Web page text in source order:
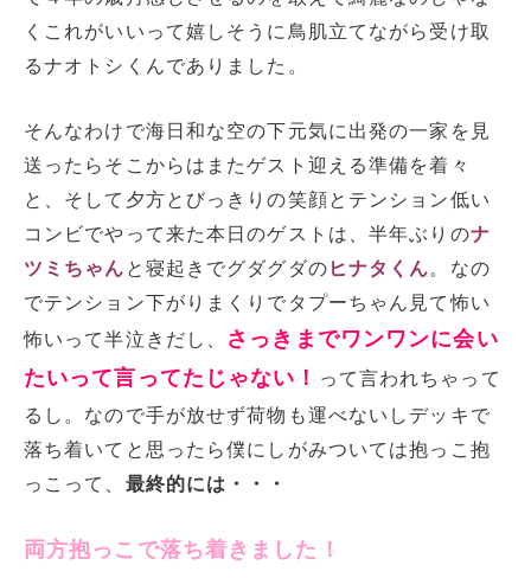
くこれがいいって嬉しそうに鳥肌立てながら受け取
るナオトシくんでありました。
そんなわけで海日和な空の下元気に出発の一家を見
送ったらそこからはまたゲスト迎える準備を着々
と、そして夕方とびっきりの笑顔とテンション低い
コンビでやって来た本日のゲストは、半年ぶりのナ
ツミちゃん と寝起きでグダグダの ヒナタくん。なの
でテンション下がりまくりでタプーちゃん見て怖い
怖いって半泣きだし、
さっきまでワンワンに会い
たいって言ってたじゃない！
って言われちゃって
るし。なので手が放せず荷物も運べないしデッキで
落ち着いてと思ったら僕にしがみついては抱っこ抱
っこって、 最終的には・・・
両方抱っこで落ち着きました！